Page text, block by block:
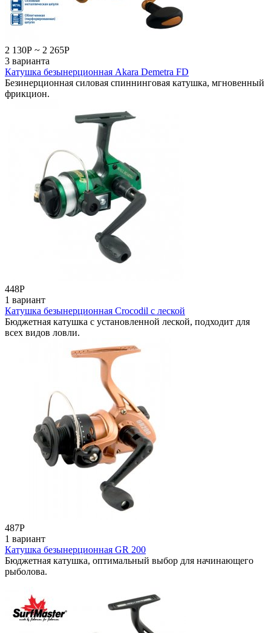
2 130Р ~ 2 265Р
3 варианта
Катушка безынерционная Akara Demetra FD
Безинерционная силовая спиннинговая катушка, мгновенный
фрикцион.
448Р
1 вариант
Катушка безынерционная Crocodil c леской
Бюджетная катушка с установленной леской, подходит для
всех видов ловли.
487Р
1 вариант
Катушка безынерционная GR 200
Бюджетная катушка, оптимальный выбор для начинающего
рыболова.